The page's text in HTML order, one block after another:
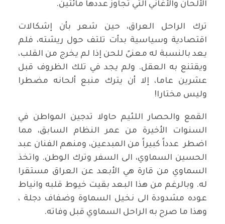
الألحان والأغاني التي تجاوز عددها مائتين.
ترك الراحل العراق، حين شعر بأن إشكالات
اقتصادية وسياسية بدأت تلتف حول ريشته، فلم
يعد بالنسبة له معنىً للحن إذا لم يخرج من القلب،
ويقتنع به العقل. ولم يجد في تلك الظروف قبل
عشرين عاما، إلا أن يترك منبع ألحانه مضطرا
وليس مختارا!
القمع والحصار اللئيم حاولا تدجين المواطن في
السنوات الأخيرة من عمر النظام السابق، مما
اضطر عدداً كبيراً من المبدعين، ومنهم الفنان عبد
الحسين السماوي، الى السفر وترك الوطن. واتخذ
السماوي من قارة هي الأبعد عن العراق مستقرا
له. وبالرغم من هذا البعد بقيت خيوط قلبه وانياط
عوده مشدودة الى نخيل السماوة وضفاف دجلة ،
وهذا ما صرح به الراحل السماوي قبل وفاته.